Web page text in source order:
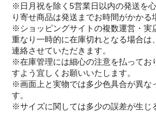
※日月祝を除く5営業日以内の発送を
り寄せ商品は発送までお時間がかかる
※ショッピングサイトの複数運営・実
重なり一時的に在庫切れとなる場合は
連絡させていただきます。
※在庫管理には細心の注意を払ってお
すよう宜しくお願いいたします。
※画面上と実物では多少色具合が異な
す。
※サイズに関しては多少の誤差が生じ